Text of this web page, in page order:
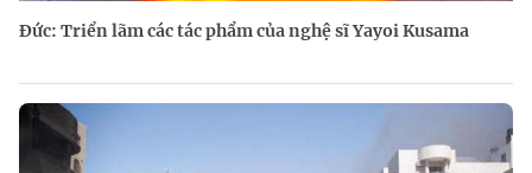
Đức: Triển lãm các tác phẩm của nghệ sĩ Yayoi Kusama